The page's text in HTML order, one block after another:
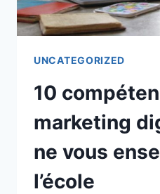
UNCATEGORIZED
10
marketing
ne vous
l’école